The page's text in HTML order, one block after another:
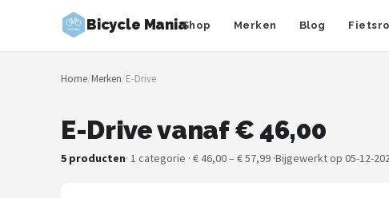
Bicycle ManiaShop Merken Blog
Zoeken
NAVIGATIE
Merken
Home/Merken/E-Drive
E-Drive vanaf € 46,00
5 producten· 1 categorie · € 46,00 – € 57,99 ·Bijgewerkt op 05-12-